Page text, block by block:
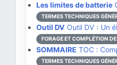
Les limites de batterie
TERMES TECHNIQUES
Outil DV Outil DV : Un
FORAGE ET COMPLÉTION
SOMMAIRE TOC :
TERMES TECHNIQUES